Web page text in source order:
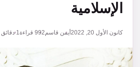
الإسلامية
كانون الأول 20, 2022 أيمن قاسم992 قراءة1 دقائق قراءة